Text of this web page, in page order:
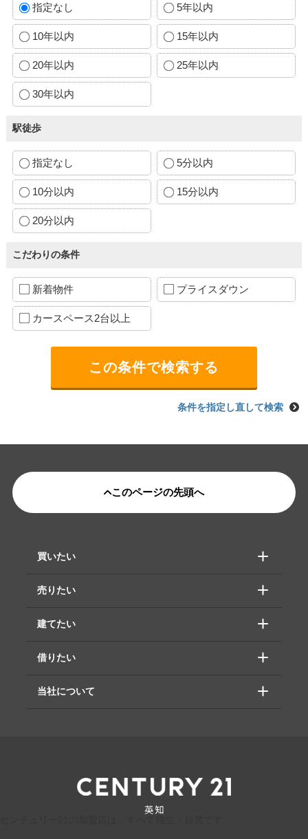
指定なし 5年以内
10年以内 15年以内
20年以内 25年以内
30年以内
駅徒歩
指定なし 5分以内
10分以内 15分以内
20分以内
こだわりの条件
新着物件 プライスダウン
カースペース2台以上
条件を指定し直して検索
このページの先頭へ
買いたい
売りたい
建てたい
借りたい
当社について